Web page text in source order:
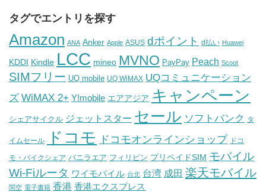
タグでエントリを探す
Amazon ANA Anker Apple ASUS dポイント d払い Huawei
KDDI Kindle LCC mineo MVNO PayPay Peach Scoot
SIMフリー UQ mobile UQ WiMAX UQコミュニケーション
ズ WiMAX 2+ Y!mobile エアアジア キャンペーン
シェアサイクル ジェットスター セール ソフトバンク タ
イムセール ドコモ ドコモオンラインショップ ドコ
モ・バイクシェア バニラエア フィリピン プリペイドSIM モバイル
Wi-Fiルータ ワイモバイル 台北 台湾 成田 楽天モバイル
関空 電子書籍 香港 香港エクスプレス